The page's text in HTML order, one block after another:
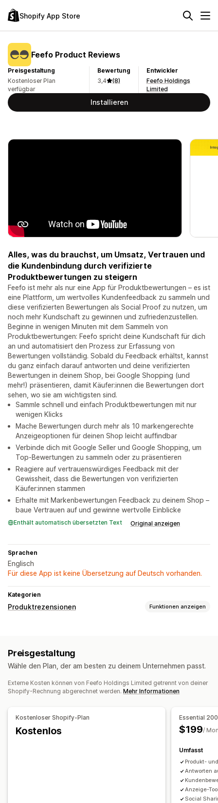
Shopify App Store
Feefo Product Reviews
Preisgestaltung
Kostenloser Plan
verfügbar
Bewertung
3,4
(8)
Entwickler
Feefo Holdings
Limited
Installieren
Alles, was du brauchst, um Umsatz, Vertrauen und
die Kundenbindung durch verifizierte
Produktbewertungen zu steigern
Feefo ist mehr als nur eine App für Produktbewertungen – es ist
eine Plattform, um wertvolles Kundenfeedback zu sammeln und
diese verifizierten Bewertungen als Social Proof zu nutzen, um
noch mehr Kundschaft zu gewinnen und zufriedenzustellen.
Beginne in wenigen Minuten mit dem Sammeln von
Produktbewertungen: Feefo spricht deine Kundschaft für dich
an und automatisiert den Prozess zur Erfassung von
Bewertungen vollständig. Sobald du Feedback erhältst, kannst
du ganz einfach darauf antworten und deine verifizierten
Bewertungen in deinem Shop, bei Google Shopping (und
mehr!) präsentieren, damit Käufer:innen die Bewertungen dort
sehen, wo sie am wichtigsten sind.
Sammle schnell und einfach Produktbewertungen mit nur
wenigen Klicks
Mache Bewertungen durch mehr als 10 markengerechte
Anzeigeoptionen für deinen Shop leicht auffindbar
Verbinde dich mit Google Seller und Google Shopping, um
Top-Bewertungen zu sammeln oder zu präsentieren
Reagiere auf vertrauenswürdiges Feedback mit der
Gewissheit, dass die Bewertungen von verifizierten
Käufer:innen stammen
Erhalte mit Markenbewertungen Feedback zu deinem Shop –
baue Vertrauen auf und gewinne wertvolle Einblicke
Enthält automatisch übersetzten Text Original anzeigen
Sprachen
Englisch
Für diese App ist keine Übersetzung auf Deutsch vorhanden.
Kategorien
Produktrezensionen Funktionen anzeigen
Badges Karussells
Seite "Alle Rezensionen" Fragen und Antworten
Produktgruppierung
Filterung Rich Snippets
Umfragen
Import und Export
Automatisierungen
Preisgestaltung
Wähle den Plan, der am besten zu deinem Unternehmen passt.
Externe Kosten können von Feefo Holdings Limited getrennt von deiner
Shopify-Rechnung abgerechnet werden. Mehr Informationen
Kostenloser Shopify-Plan
Kostenlos
Essential 200
$199/
Umfasst
Produkt-
Antworten
Anzeige-
Social